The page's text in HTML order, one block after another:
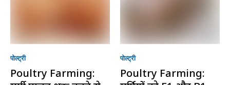
पोल्ट्री
Poultry Farming:
पोल्ट्री
Poultry Farming: